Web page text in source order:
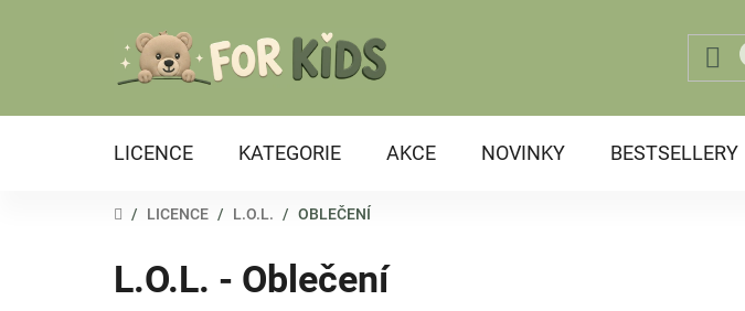
LICENCE KATEGORIE AKCE NOVINKY BESTSELLERY
DOMŮ
/ LICENCE / L.O.L. / OBLEČENÍ
L.O.L. - Oblečení